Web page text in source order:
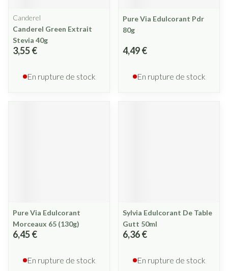
Canderel
Canderel Green Extrait
Stevia 40g
3,55 €
En rupture de stock
Pure Via Edulcorant Pdr
80g
4,49 €
En rupture de stock
Pure Via Edulcorant
Morceaux 65 (130g)
6,45 €
En rupture de stock
Sylvia Edulcorant De Table
Gutt 50ml
6,36 €
En rupture de stock